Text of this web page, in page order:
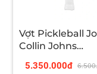
với lối đánh tấn
tốt, đặc biệt là
được.
Vợt Pickleball
Collin Johns
5.350.000đ